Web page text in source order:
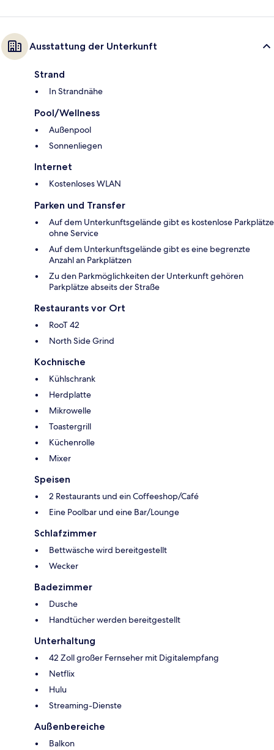
Ausstattung der Unterkunft
Strand
In Strandnähe
Pool/Wellness
Außenpool
Sonnenliegen
Internet
Kostenloses WLAN
Parken und Transfer
Auf dem Unterkunftsgelände gibt es kostenlose Parkplätze
ohne Service
Auf dem Unterkunftsgelände gibt es eine begrenzte
Anzahl an Parkplätzen
Zu den Parkmöglichkeiten der Unterkunft gehören
Parkplätze abseits der Straße
Restaurants vor Ort
RooT 42
North Side Grind
Kochnische
Kühlschrank
Herdplatte
Mikrowelle
Toastergrill
Küchenrolle
Mixer
Speisen
2 Restaurants und ein Coffeeshop/Café
Eine Poolbar und eine Bar/Lounge
Schlafzimmer
Bettwäsche wird bereitgestellt
Wecker
Badezimmer
Dusche
Handtücher werden bereitgestellt
Unterhaltung
42 Zoll großer Fernseher mit Digitalempfang
Netflix
Hulu
Streaming-Dienste
Außenbereiche
Balkon